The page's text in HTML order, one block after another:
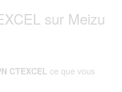
sur Meizu
CTEXCEL ce que vous